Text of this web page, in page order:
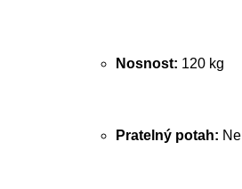
Nosnost: 120 kg
Pratelný potah: Ne